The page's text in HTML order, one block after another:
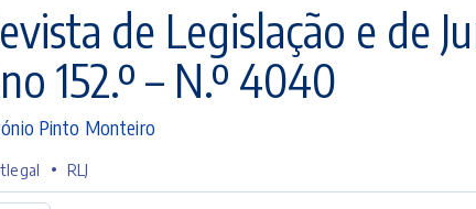
de Legislação e de
152.º – N.º 4040
Pinto Monteiro
• RLJ